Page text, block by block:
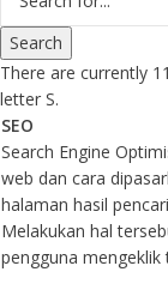
There are currently
letter S.
SEO
Search Engine
web dan cara
halaman hasil
Melakukan hal
pengguna